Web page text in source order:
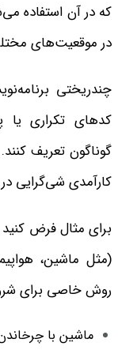
که در آن استفاده
در موقعیت‌های
چندریختی
کدهای تکراری یا
گوناگون تعریف
کارآمدی شی‌گرایی
برای مثال فرض کنید
(مثل ماشین،
روش خاصی برای
ماشین با